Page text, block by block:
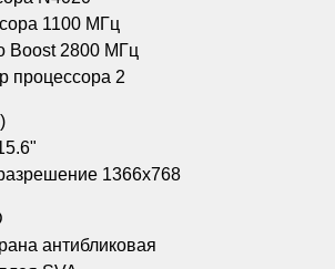
1100 МГц
Boost 2800 МГц
процессора 2
1366x768
антибликовая